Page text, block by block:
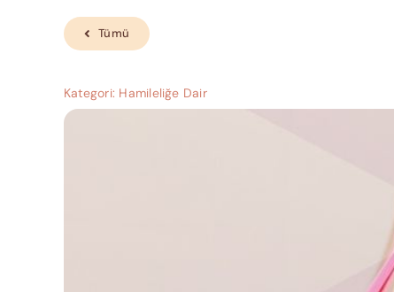
Tümü
Kategori: Hamileliğe Dair